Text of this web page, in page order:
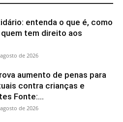
entenda o que é, como
tem direito aos
de 2026
aumento de penas para
contra crianças e
Fonte:...
de 2026